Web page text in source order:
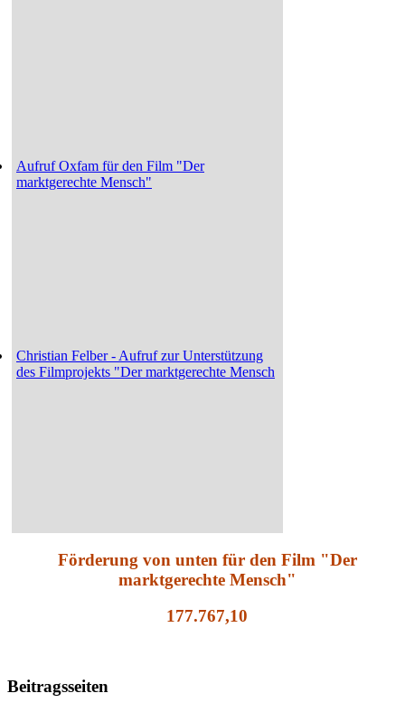
Aufruf Oxfam für den Film "Der
marktgerechte Mensch"
Christian Felber - Aufruf zur Unterstützung
des Filmprojekts "Der marktgerechte Mensch
Förderung von unten für den Film "Der
marktgerechte Mensch"
177.767,10
Beitragsseiten